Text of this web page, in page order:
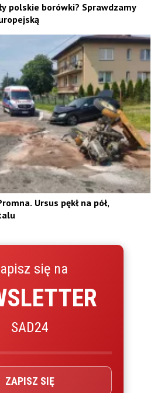
polskie borówki? Sprawdzamy
Ursus pękł na pół,
się na
SAD24
ZAPISZ SIĘ